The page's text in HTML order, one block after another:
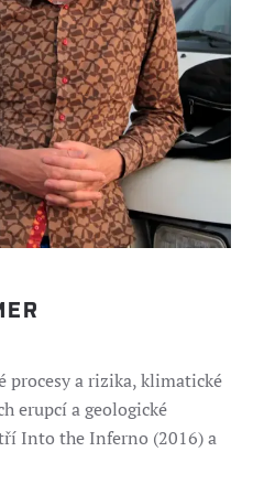
procesy a rizika, klimatické
erupcí a geologické
Into the Inferno (2016) a